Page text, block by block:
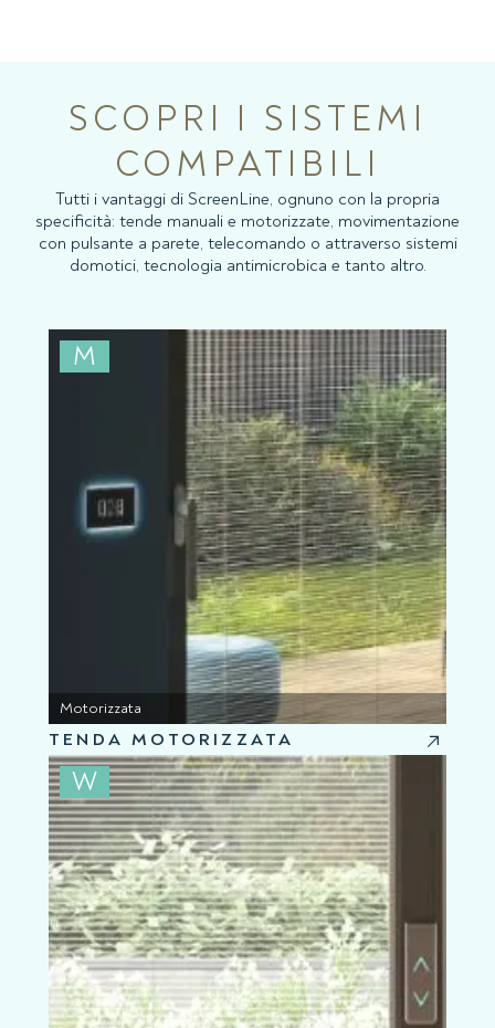
SCOPRI I SISTEMI
COMPATIBILI
Tutti i vantaggi di ScreenLine, ognuno con la propria
specificità: tende manuali e motorizzate, movimentazione
con pulsante a parete, telecomando o attraverso sistemi
domotici, tecnologia antimicrobica e tanto altro.
M
Motorizzata
TENDA MOTORIZZATA
W